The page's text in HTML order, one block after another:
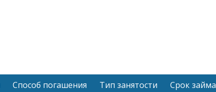
Способ погашения Тип занятости Срок займа